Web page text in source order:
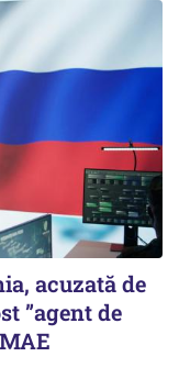
acuzată de
”agent de